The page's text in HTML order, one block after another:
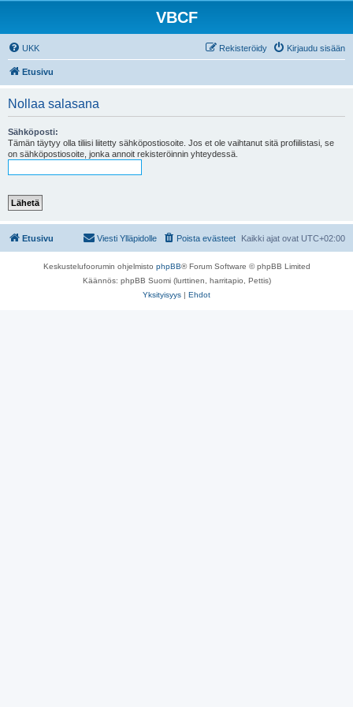
VBCF
UKK Kirjaudu sisään
Rekisteröidy
Etusivu
Nollaa salasana
Sähköposti:
Tämän täytyy olla tiliisi liitetty sähköpostiosoite. Jos et ole vaihtanut sitä profiilistasi, se
on sähköpostiosoite, jonka annoit rekisteröinnin yhteydessä.
Etusivu Kaikki ajat ovat UTC+02:00
Poista evästeet
Viesti Ylläpidolle
Keskustelufoorumin ohjelmisto phpBB® Forum Software © phpBB Limited
Käännös: phpBB Suomi (lurttinen, harritapio, Pettis)
Yksityisyys | Ehdot